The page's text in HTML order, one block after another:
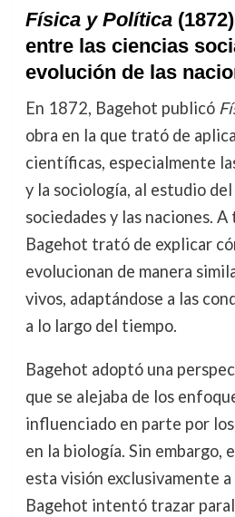
Física y Política
entre las ciencias
evolución de las
En 1872, Bagehot publicó
obra en la que trató de
científicas, especialmente
y la sociología, al estudio
sociedades y las naciones.
Bagehot trató de explicar
evolucionan de manera
vivos, adaptándose a las
a lo largo del tiempo.
Bagehot adoptó una
que se alejaba de los
influenciado en parte por
en la biología. Sin embargo,
esta visión exclusivamente
Bagehot intentó trazar